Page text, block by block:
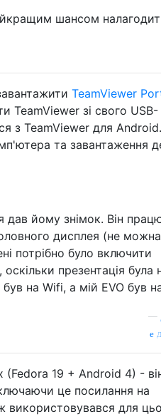
шансом
TeamViewer
TeamViewer зі свого USB-
з TeamViewer для
та завантаження
дав йому знімок. Він
дисплея (не можна
потрібно було включити
презентація була
на Wifi, а мій EVO був
—
19 + Android 4) -
це посилання на
використовувався для